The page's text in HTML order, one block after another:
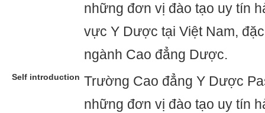
những đơn vị đào tạo uy tín
vực Y Dược tại Việt Nam,
ngành Cao đẳng Dược.
Self introduction Trường Cao đẳng Y Dược
những đơn vị đào tạo uy tín